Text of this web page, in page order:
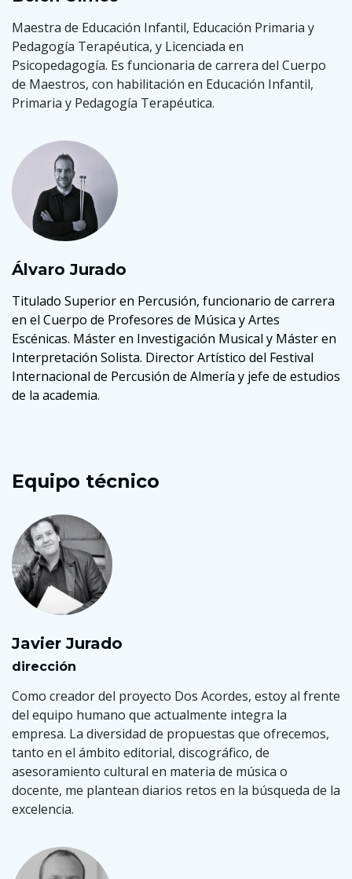
Maestra de Educación Infantil, Educación Primaria y
Pedagogía Terapéutica, y Licenciada en
Psicopedagogía. Es funcionaria de carrera del Cuerpo
de Maestros, con habilitación en Educación Infantil,
Primaria y Pedagogía Terapéutica.
Álvaro Jurado
Titulado Superior en Percusión, funcionario de carrera
en el Cuerpo de Profesores de Música y Artes
Escénicas. Máster en Investigación Musical y Máster en
Interpretación Solista. Director Artístico del Festival
Internacional de Percusión de Almería y jefe de estudios
de la academia.
Equipo técnico
Javier Jurado
dirección
Como creador del proyecto Dos Acordes, estoy al frente
del equipo humano que actualmente integra la
empresa. La diversidad de propuestas que ofrecemos,
tanto en el ámbito editorial, discográfico, de
asesoramiento cultural en materia de música o
docente, me plantean diarios retos en la búsqueda de la
excelencia.